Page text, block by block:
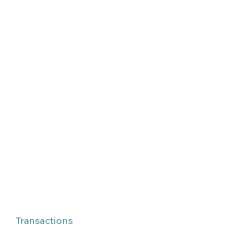
Transactions